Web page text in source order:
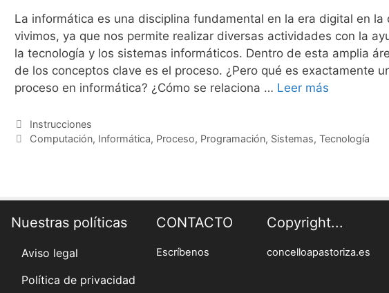
La informática es una disciplina fundamental en la era digital en la
vivimos, ya que nos permite realizar diversas actividades con la
la tecnología y los sistemas informáticos. Dentro de esta amplia
de los conceptos clave es el proceso. ¿Pero qué es exactamente
proceso en informática? ¿Cómo se relaciona … Leer más
la
ejemplos
el
Categories
Instrucciones
Tags
Computación, Informática, Proceso, Programación, Sistemas, Tecnología
Nuestras políticas
Aviso legal
Política de privacidad
CONTACTO
Escríbenos
Copyright...
concelloapastoriza.es